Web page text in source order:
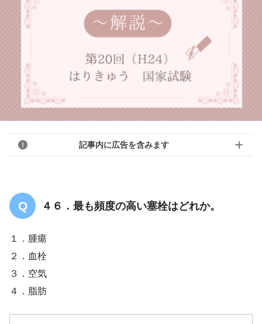
記事内に広告を含みます
４６．最も頻度の高い塞栓はどれか。
１．腫瘍
２．血栓
３．空気
４．脂肪